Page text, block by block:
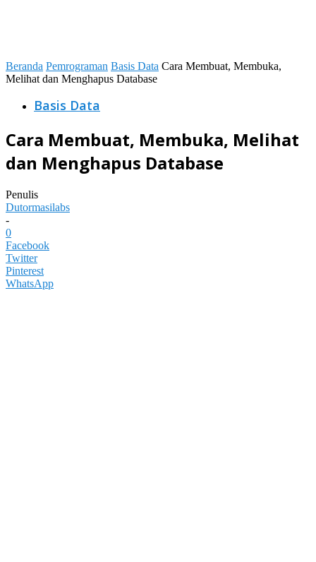
Beranda Pemrograman Basis Data Cara Membuat, Membuka,
Melihat dan Menghapus Database
Basis Data
Cara Membuat, Membuka, Melihat
dan Menghapus Database
Penulis
Dutormasilabs
-
0
Facebook
Twitter
Pinterest
WhatsApp